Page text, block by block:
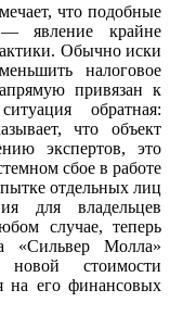
что подобные
явление крайне
Обычно иски
налоговое
привязан к
обратная:
что объект
экспертов, это
сбое в работе
отдельных лиц
для владельцев
случае, теперь
«Сильвер Молла»
новой стоимости
на его финансовых